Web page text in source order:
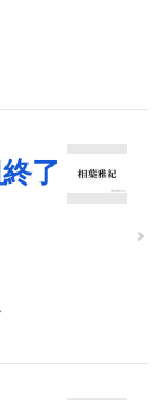
了